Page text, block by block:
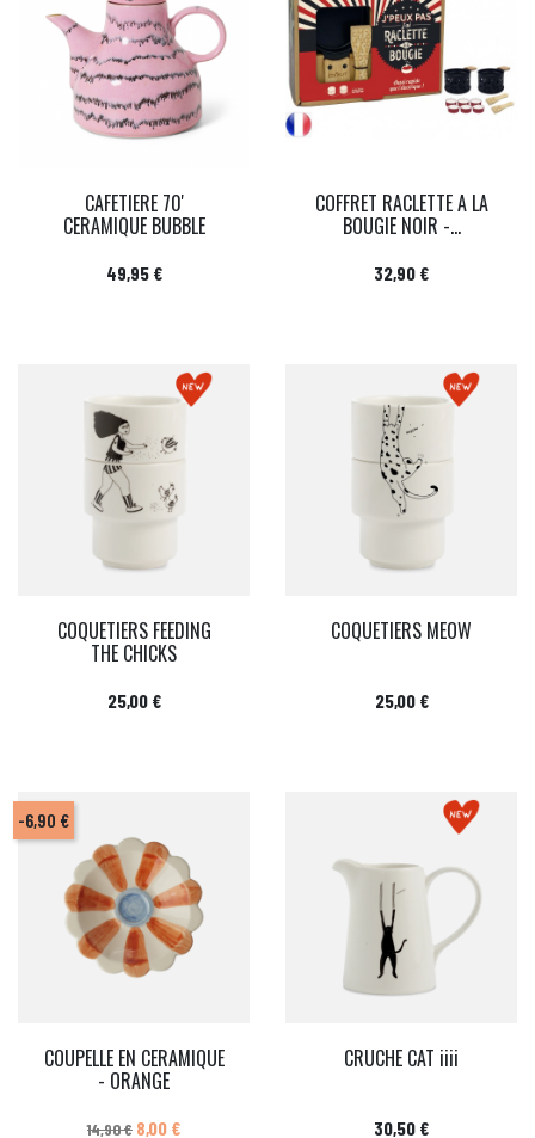
CAFETIERE 70'
CERAMIQUE BUBBLE
Prix
49,95 €
COFFRET RACLETTE A LA
BOUGIE NOIR -...
Prix
32,90 €
COQUETIERS FEEDING
THE CHICKS
Prix
25,00 €
COQUETIERS MEOW
Prix
25,00 €
COUPELLE EN CERAMIQUE
- ORANGE
Prix de base
14,90 € Prix
8,00 €
-6,90 €
CRUCHE CAT iiii
Prix
30,50 €